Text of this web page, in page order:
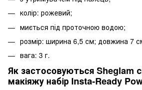
колір: рожевий;
миється під проточною водою;
розмір: ширина 6,5 см; довжина 7
вага: 3 г.
Як застосовуються Sheglam
макіяжу набір Insta-Ready